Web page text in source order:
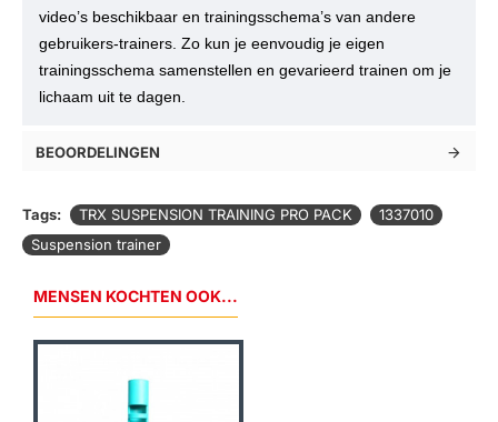
video’s beschikbaar en trainingsschema’s van andere
gebruikers-trainers. Zo kun je eenvoudig je eigen
trainingsschema samenstellen en gevarieerd trainen om je
lichaam uit te dagen.
BEOORDELINGEN
Tags: TRX SUSPENSION TRAINING PRO PACK
1337010
Suspension trainer
MENSEN KOCHTEN OOK...